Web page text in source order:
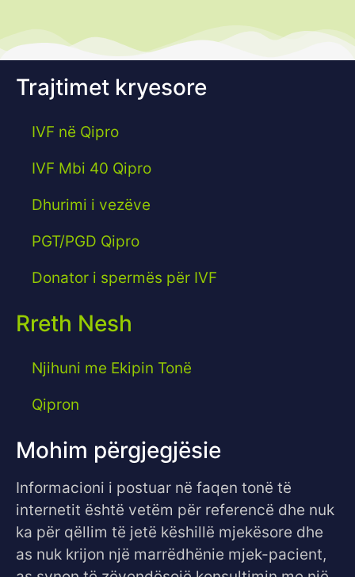
Trajtimet kryesore
IVF në Qipro
IVF Mbi 40 Qipro
Dhurimi i vezëve
PGT/PGD Qipro
Donator i spermës për IVF
Rreth Nesh
Njihuni me Ekipin Tonë
Qipron
Mohim përgjegjësie
Informacioni i postuar në faqen tonë të
internetit është vetëm për referencë dhe nuk
ka për qëllim të jetë këshillë mjekësore dhe
as nuk krijon një marrëdhënie mjek-pacient,